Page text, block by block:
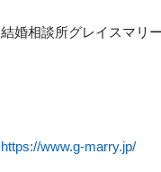
結婚相談所グレイスマリー
https://www.g-marry.jp/